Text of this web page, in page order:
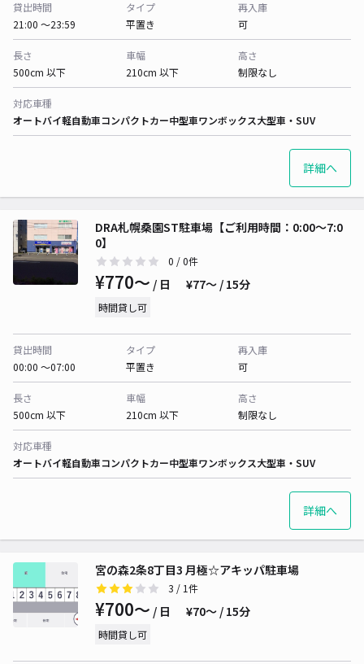
貸出時間
21:00 〜23:59
タイプ
平置き
再入庫
可
長さ
500cm 以下
車幅
210cm 以下
高さ
制限なし
対応車種
オートバイ軽自動車コンパクトカー中型車ワンボックス大型車・SUV
詳細へ
DRA札幌桑園ST駐車場【ご利用時間：0:00～7:0
0】
0 / 0件
¥770〜 / 日 ¥77〜 / 15分
時間貸し可
貸出時間
00:00 〜07:00
タイプ
平置き
再入庫
可
長さ
500cm 以下
車幅
210cm 以下
高さ
制限なし
対応車種
オートバイ軽自動車コンパクトカー中型車ワンボックス大型車・SUV
詳細へ
宮の森2条8丁目3 月極☆アキッパ駐車場
3 / 1件
¥700〜 / 日 ¥70〜 / 15分
時間貸し可